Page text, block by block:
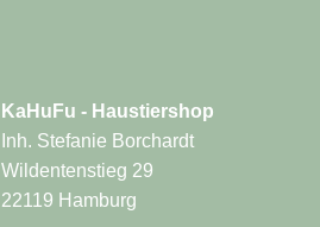
KaHuFu - Haustiershop
Inh. Stefanie Borchardt
Wildentenstieg 29
22119 Hamburg